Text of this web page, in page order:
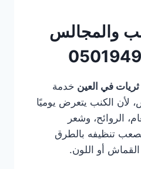
والمجالس
في العين خدمة
لأن الكنب يتعرض يوميًا
الروائح، وشعر
يصعب تنظيفه بالطرق
القماش أو اللون.